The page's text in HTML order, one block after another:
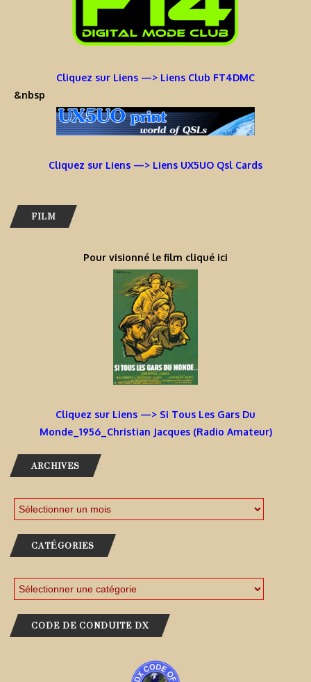
Cliquez sur Liens —> Liens Club FT4DMC
&nbsp
Cliquez sur Liens —> Liens UX5UO Qsl Cards
FILM
Pour visionné le film cliqué ici
Cliquez sur Liens —> Si Tous Les Gars Du
Monde_1956_Christian Jacques (Radio Amateur)
ARCHIVES
CATÉGORIES
CODE DE CONDUITE DX